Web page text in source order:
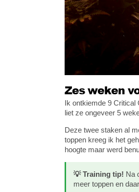
Zes weken
Ik ontkiemde 9 Critical
liet ze ongeveer 5
Deze twee staken al
toppen kreeg ik het
hoogte maar werd
💡 Training tip! Na
meer toppen en